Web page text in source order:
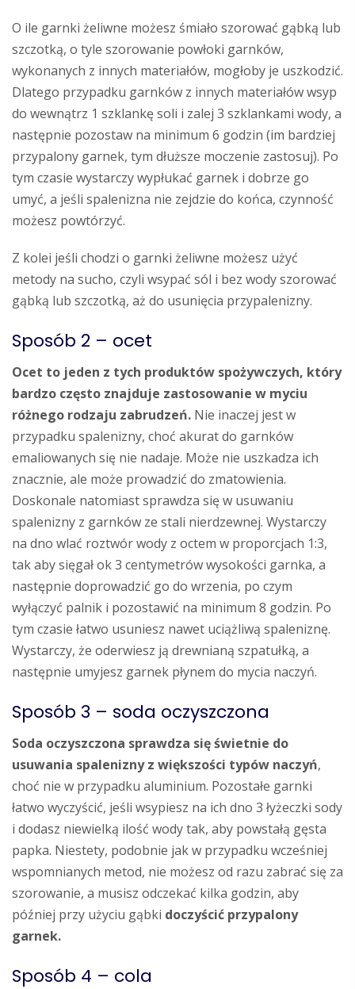
O ile garnki żeliwne możesz śmiało szorować gąbką lub
szczotką, o tyle szorowanie powłoki garnków,
wykonanych z innych materiałów, mogłoby je uszkodzić.
Dlatego przypadku garnków z innych materiałów wsyp
do wewnątrz 1 szklankę soli i zalej 3 szklankami wody, a
następnie pozostaw na minimum 6 godzin (im bardziej
przypalony garnek, tym dłuższe moczenie zastosuj). Po
tym czasie wystarczy wypłukać garnek i dobrze go
umyć, a jeśli spalenizna nie zejdzie do końca, czynność
możesz powtórzyć.
Z kolei jeśli chodzi o garnki żeliwne możesz użyć
metody na sucho, czyli wsypać sól i bez wody szorować
gąbką lub szczotką, aż do usunięcia przypalenizny.
Sposób 2 – ocet
Ocet to jeden z tych produktów spożywczych, który
bardzo często znajduje zastosowanie w myciu
różnego rodzaju zabrudzeń. Nie inaczej jest w
przypadku spalenizny, choć akurat do garnków
emaliowanych się nie nadaje. Może nie uszkadza ich
znacznie, ale może prowadzić do zmatowienia.
Doskonale natomiast sprawdza się w usuwaniu
spalenizny z garnków ze stali nierdzewnej. Wystarczy
na dno wlać roztwór wody z octem w proporcjach 1:3,
tak aby sięgał ok 3 centymetrów wysokości garnka, a
następnie doprowadzić go do wrzenia, po czym
wyłączyć palnik i pozostawić na minimum 8 godzin. Po
tym czasie łatwo usuniesz nawet uciążliwą spaleniznę.
Wystarczy, że oderwiesz ją drewnianą szpatułką, a
następnie umyjesz garnek płynem do mycia naczyń.
Sposób 3 – soda oczyszczona
Soda oczyszczona sprawdza się świetnie do
usuwania spalenizny z większości typów naczyń,
choć nie w przypadku aluminium. Pozostałe garnki
łatwo wyczyścić, jeśli wsypiesz na ich dno 3 łyżeczki sody
i dodasz niewielką ilość wody tak, aby powstałą gęsta
papka. Niestety, podobnie jak w przypadku wcześniej
wspomnianych metod, nie możesz od razu zabrać się za
szorowanie, a musisz odczekać kilka godzin, aby
później przy użyciu gąbki doczyścić przypalony
garnek.
Sposób 4 – cola